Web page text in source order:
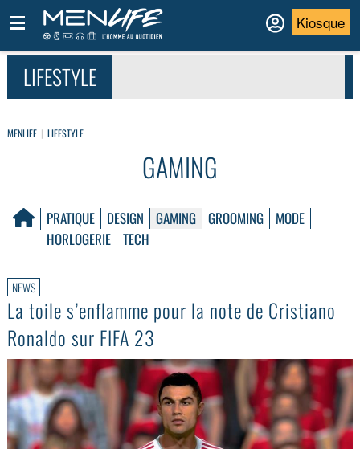
Kiosque
LIFESTYLE
MENLIFE LIFESTYLE
GAMING
PRATIQUE DESIGN GAMING GROOMING
MODE
HORLOGERIE
TECH
NEWS
La toile s’enflamme pour la note de Cristiano
Ronaldo sur FIFA 23